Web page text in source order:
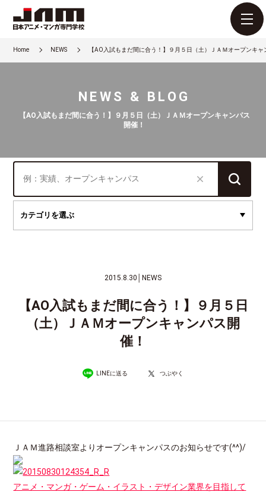
Home NEWS 【AO入試もまだ間に合う！】９月５日（土）ＪＡＭオープンキャ
NEWS & BLOG
【AO入試もまだ間に合う！】９月５日（土）ＪＡＭオープンキャンパス
開催！
2015.8.30 NEWS
【AO入試もまだ間に合う！】９月５日
（土）ＪＡＭオープンキャンパス開
催！
LINEに送る つぶやく
ＪＡＭ進路相談室よりオープンキャンパスのお知らせです(^^)/
アニメ・マンガ・ゲーム・イラスト・デザイン業界を目指して